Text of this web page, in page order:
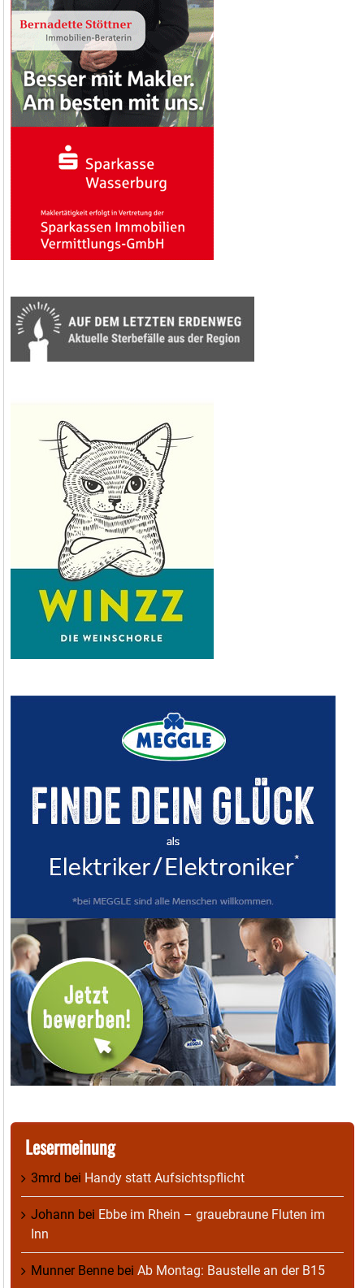
Lesermeinung
3mrd bei Handy statt Aufsichtspflicht
Johann bei Ebbe im Rhein – grauebraune Fluten im
Inn
Munner Benne bei Ab Montag: Baustelle an der B15